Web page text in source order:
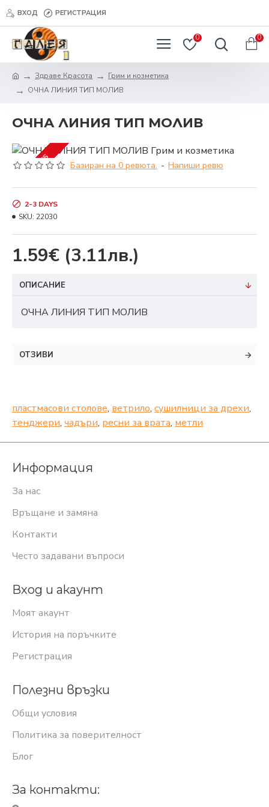
ВХОД РЕГИСТРАЦИЯ
0 0
Здраве Красота
Грим и козметика
ОЧНА ЛИНИЯ ТИП МОЛИВ
ОЧНА ЛИНИЯ ТИП МОЛИВ
2-3 DAYS Базиран на 0 ревюта. - Напиши ревю
1.59€ (3.11лв.)
2-3 DAYS
SKU: 22030
ОПИСАНИЕ
ОЧНА ЛИНИЯ ТИП МОЛИВ
ОТЗИВИ
пластмасови столове, ветрило, сушилници за дрехи,
тенджери, чадъри, ресни за врата, метли
Информация
За нас
Връщане и замяна
Контакти
Често задавани въпроси
Вход и акаунт
Моят акаунт
История на поръчките
Регистрация
Полезни връзки
Общи условия
Политика за поверителност
Блог
За контакти: